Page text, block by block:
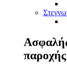
παροχής